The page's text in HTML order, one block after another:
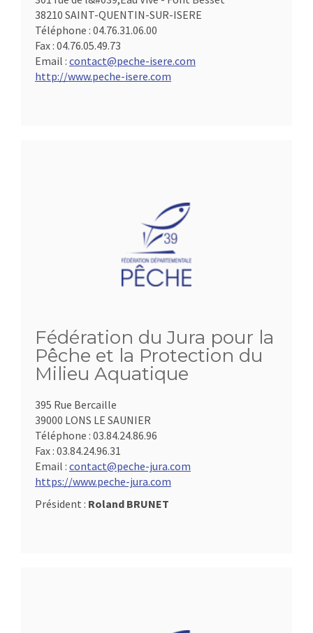
38210 SAINT-QUENTIN-SUR-ISERE
Téléphone : 04.76.31.06.00
Fax : 04.76.05.49.73
Email : contact@peche-isere.com
http://www.peche-isere.com
Fédération du Jura pour la
Pêche et la Protection du
Milieu Aquatique
395 Rue Bercaille
39000 LONS LE SAUNIER
Téléphone : 03.84.24.86.96
Fax : 03.84.24.96.31
Email : contact@peche-jura.com
https://www.peche-jura.com
Président : Roland BRUNET